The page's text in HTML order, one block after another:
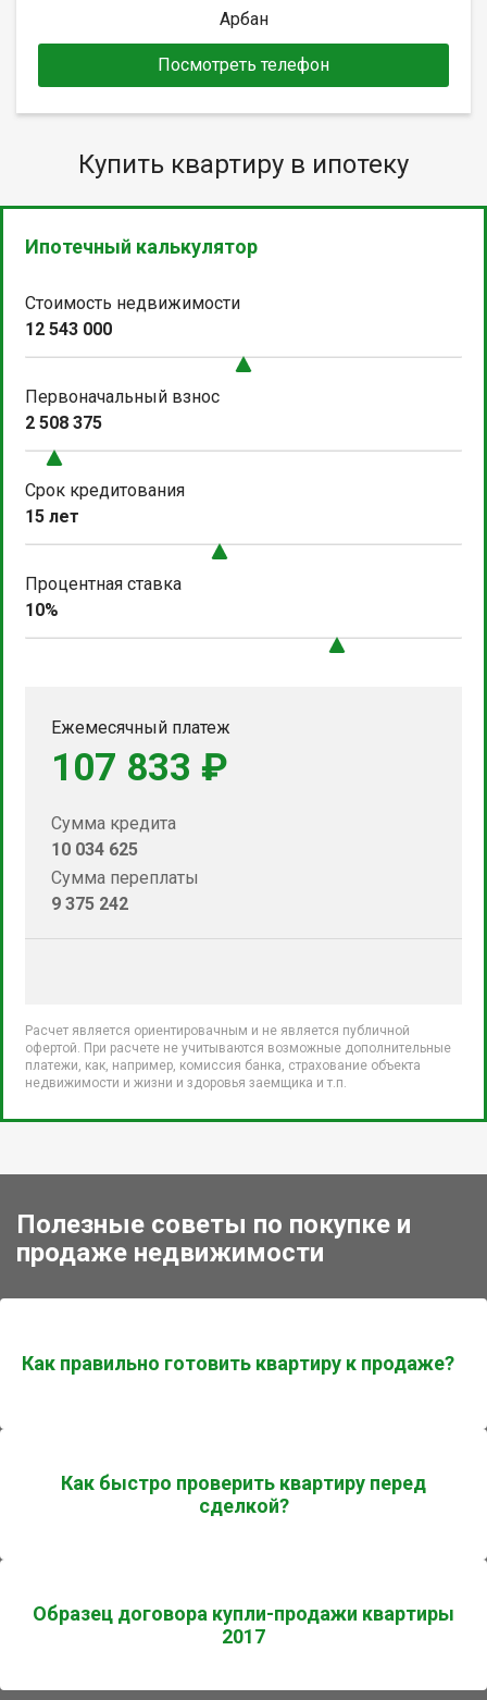
Арбан
Посмотреть телефон
Купить квартиру в ипотеку
Ипотечный калькулятор
Стоимость недвижимости
12 543 000
Первоначальный взнос
2 508 375
Срок кредитования
15 лет
Процентная ставка
10%
Ежемесячный платеж
107 833 ₽
Сумма кредита
10 034 625
Сумма переплаты
9 375 242
Расчет является ориентировачным и не является публичной
офертой. При расчете не учитываются возможные дополнительные
платежи, как, например, комиссия банка, страхование объекта
недвижимости и жизни и здоровья заемщика и т.п.
Полезные советы по покупке и
продаже недвижимости
Как правильно готовить квартиру к продаже?
Как быстро проверить квартиру перед
сделкой?
Образец договора купли-продажи квартиры
2017